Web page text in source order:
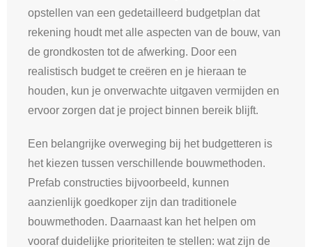
opstellen van een gedetailleerd budgetplan dat
rekening houdt met alle aspecten van de bouw, van
de grondkosten tot de afwerking. Door een
realistisch budget te creëren en je hieraan te
houden, kun je onverwachte uitgaven vermijden en
ervoor zorgen dat je project binnen bereik blijft.
Een belangrijke overweging bij het budgetteren is
het kiezen tussen verschillende bouwmethoden.
Prefab constructies bijvoorbeeld, kunnen
aanzienlijk goedkoper zijn dan traditionele
bouwmethoden. Daarnaast kan het helpen om
vooraf duidelijke prioriteiten te stellen: wat zijn de